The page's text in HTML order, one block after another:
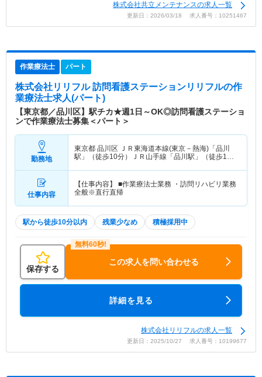
株式会社共立メンテナンスの求人一覧
更新日：2026/03/18 求人番号：10251467
作業療法士 パート
株式会社リリフル 訪問看護ステーションリリフルの作
業療法士求人(パート)
【東京都／品川区】駅チカ★週1日～OK◎訪問看護ステーショ
ンで作業療法士募集＜パート＞
勤務地
東京都 品川区 ＪＲ東海道本線(東京－熱海)「品川
駅」（徒歩10分）ＪＲ山手線「品川駅」（徒歩10
仕事内容
【仕事内容】 ■作業療法士業務 ・訪問リハビリ業務
全般※直行直帰
駅から徒歩10分以内 残業少なめ 積極採用中
保存する
この求人を問い合わせる
詳細を見る
株式会社リリフルの求人一覧
更新日：2025/10/27 求人番号：10199677